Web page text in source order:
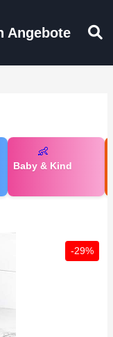
Angebote
👶
Baby & Kind
-29%